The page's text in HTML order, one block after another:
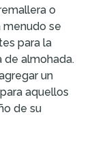
o
se
para la
de almohada.
un
aquellos
de su